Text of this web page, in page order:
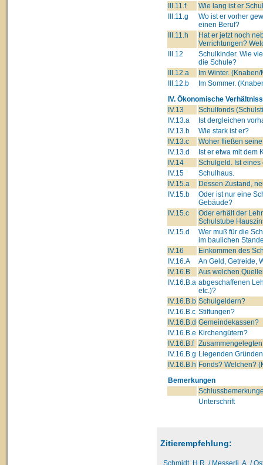
III.11.f
Wie lang ist er
III.11.g
Wo ist er vorher
einen Beruf?
III.11.h
Hat er jetzt noch
Verrichtungen?
III.12
Schulkinder. Wie
die Schule?
III.12.a
Im Winter.
III.12.b
Im Sommer.
IV. Ökonomische
IV.13
Schulfonds
IV.13.a
Ist dergleichen
IV.13.b
Wie stark ist er?
IV.13.c
Woher fließen
IV.13.d
Ist er etwa mit dem
IV.14
Schulgeld. Ist
IV.15
Schulhaus.
IV.15.a
Dessen Zustand,
IV.15.b
Oder ist nur eine
Gebäude?
IV.15.c
Oder erhält der
Schulstube
IV.15.d
Wer muß für die
im baulichen
IV.16
Einkommen des
IV.16.A
An Geld, Getreide,
IV.16.B
Aus welchen
IV.16.B.a abgeschaffenen
etc.)?
IV.16.B.b Schulgeldern?
IV.16.B.c Stiftungen?
IV.16.B.d Gemeindekassen?
IV.16.B.e Kirchengütern?
IV.16.B.f
IV.16.B.g Liegenden
IV.16.B.h Fonds? Welchen?
Bemerkungen
Unterschrift
Zitierempfehlung:
Schmidt, H.R. / Messerli, A. /